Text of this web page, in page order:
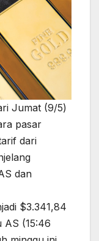
Jumat (9/5)
pasar
dari
dan
$3.341,84
AS (15:46